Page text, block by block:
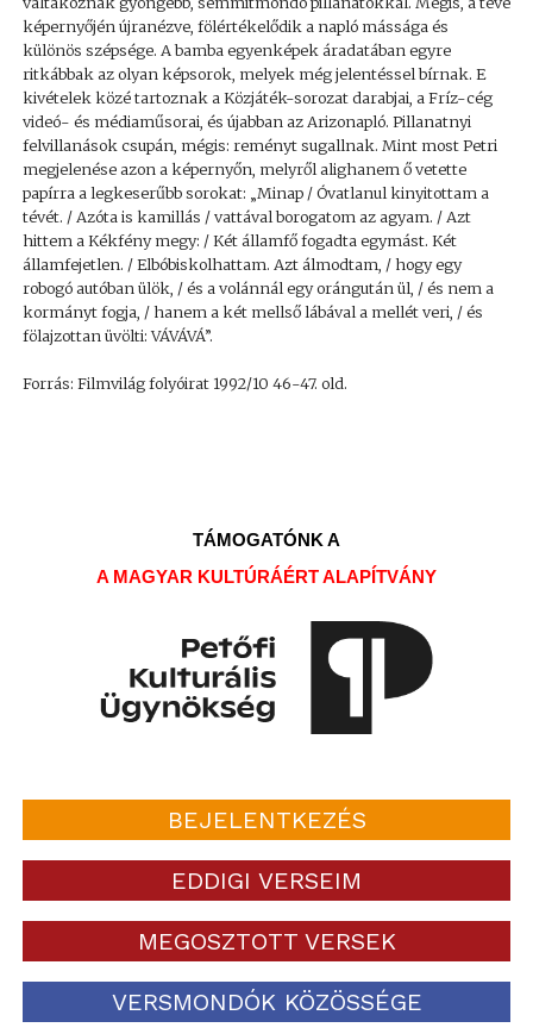
képernyőjén újranézve, fölértékelődik a napló mássága és
különös szépsége. A bamba egyenképek áradatában egyre
ritkábbak az olyan képsorok, melyek még jelentéssel bírnak. E
kivételek közé tartoznak a Közjáték-sorozat darabjai, a Fríz-cég
videó- és médiaműsorai, és újabban az Arizonapló. Pillanatnyi
felvillanások csupán, mégis: reményt sugallnak. Mint most Petri
megjelenése azon a képernyőn, melyről alighanem ő vetette
papírra a legkeserűbb sorokat: „Minap / Óvatlanul kinyitottam a
tévét. / Azóta is kamillás / vattával borogatom az agyam. / Azt
hittem a Kékfény megy: / Két államfő fogadta egymást. Két
államfejetlen. / Elbóbiskolhattam. Azt álmodtam, / hogy egy
robogó autóban ülök, / és a volánnál egy orángután ül, / és nem a
kormányt fogja, / hanem a két mellső lábával a mellét veri, / és
fölajzottan üvölti: VÁVÁVÁ”.
Forrás: Filmvilág folyóirat 1992/10 46-47. old.
TÁMOGATÓNK A
A MAGYAR KULTÚRÁÉRT ALAPÍTVÁNY
BEJELENTKEZÉS
EDDIGI VERSEIM
MEGOSZTOTT VERSEK
VERSMONDÓK KÖZÖSSÉGE